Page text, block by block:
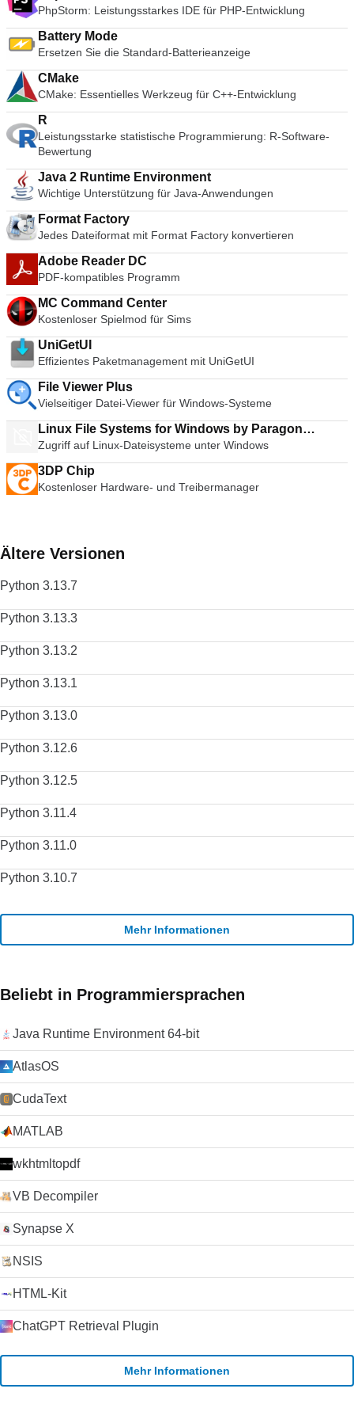
Entwickler, wie z.B. Syntaxhervorhebung und HTML/ CSS-
unterstreichen, Bildanzeige, Code-Faltung und Code-
Baumstruktur usw. Zusammenfassend lässt sich sagen, dass
CudaText eine solide Notepad-Ersatzanwendung ist, die über
einige leistungsstarke Funktionen verfügt. Es ist leicht und
einfach zu erlernen und zu benutzen.
zu bewältigen. Viele Plug-ins und Skripte sind bereits
verfügbar: Sie können Webinstaller erstellen, mit Windows
und anderen Softwarekomponenten kommunizieren,
gemeinsam genutzte Komponenten installieren oder
aktualisieren und vieles mehr.
PhpStorm: Leistungsstarkes IDE für PHP-Entwicklung
Battery Mode
Ersetzen Sie die Standard-Batterieanzeige
CMake
CMake: Essentielles Werkzeug für C++-Entwicklung
R
Leistungsstarke statistische Programmierung: R-Software-
Bewertung
Java 2 Runtime Environment
Wichtige Unterstützung für Java-Anwendungen
Format Factory
Jedes Dateiformat mit Format Factory konvertieren
Adobe Reader DC
PDF-kompatibles Programm
MC Command Center
Kostenloser Spielmod für Sims
UniGetUI
Effizientes Paketmanagement mit UniGetUI
File Viewer Plus
Vielseitiger Datei-Viewer für Windows-Systeme
Linux File Systems for Windows by Paragon
Software
Zugriff auf Linux-Dateisysteme unter Windows
3DP Chip
Kostenloser Hardware- und Treibermanager
Ältere Versionen
Python 3.13.7
Python 3.13.3
Python 3.13.2
Python 3.13.1
Python 3.13.0
Python 3.12.6
Python 3.12.5
Python 3.11.4
Python 3.11.0
Python 3.10.7
Mehr Informationen
Beliebt in Programmiersprachen
Java Runtime Environment 64-bit
AtlasOS
CudaText
MATLAB
wkhtmltopdf
VB Decompiler
Synapse X
NSIS
HTML-Kit
ChatGPT Retrieval Plugin
Mehr Informationen